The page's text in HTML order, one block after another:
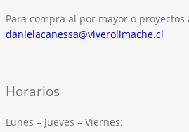
Para compra al por mayor o
danielacanessa@viverolimache.cl
Horarios
Lunes – Jueves – Viernes: